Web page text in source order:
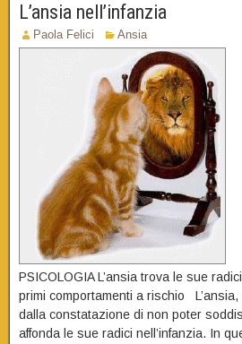
L’ansia nell’infanzia
Paola Felici Ansia
PSICOLOGIA L’ansia trova le sue
primi comportamenti a rischio
dalla constatazione di non poter
affonda le sue radici nell’infanzia. In